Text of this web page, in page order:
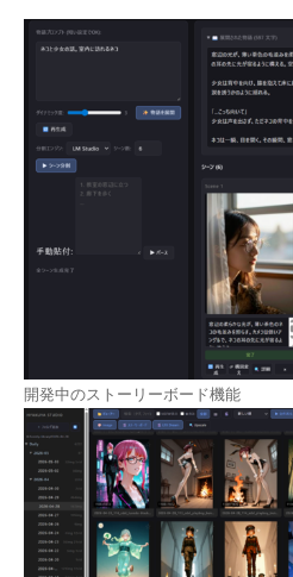
開発中のストーリーボード機能